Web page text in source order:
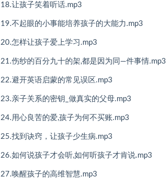
18.让孩子笑着听话.mp3
19.不起眼的小事能培养孩子的大能力.mp3
20.怎样让孩子爱上学习.mp3
21.伤纱的百分九十的架,都是因为同—件事情.mp3
22.避开英语启蒙的常见误区.mp3
23.亲子关系的密钥_做真实的父母.mp3
24.用心良苦的爱,孩子为何不买账.mp3
25.找到诀窍，让孩子少生病.mp3
26.如何说孩子才会听,如何听孩子才肯说.mp3
27.唤醒孩子的高维智慧.mp3